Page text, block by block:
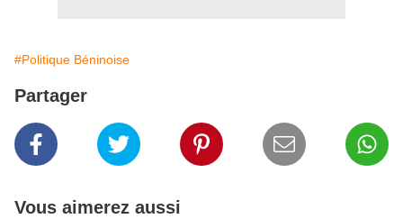
#Politique Béninoise
Partager
Vous aimerez aussi